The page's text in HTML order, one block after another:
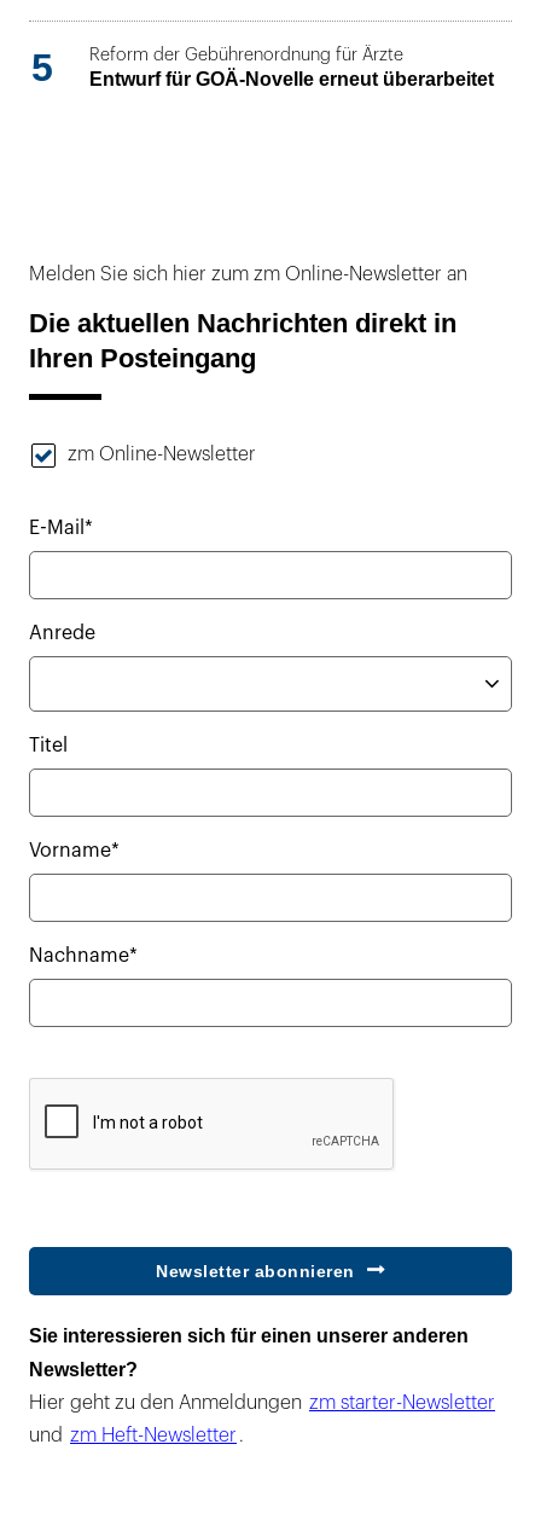
5 Reform der Gebührenordnung für Ärzte
Entwurf für GOÄ-Novelle erneut überarbeitet
Melden Sie sich hier zum zm Online-Newsletter an
Die aktuellen Nachrichten direkt in
Ihren Posteingang
zm Online-Newsletter
E-Mail*
Anrede
Titel
Vorname*
Nachname*
Newsletter abonnieren
Sie interessieren sich für einen unserer anderen
Newsletter?
Hier geht zu den Anmeldungen zm starter-Newsletter
und zm Heft-Newsletter .